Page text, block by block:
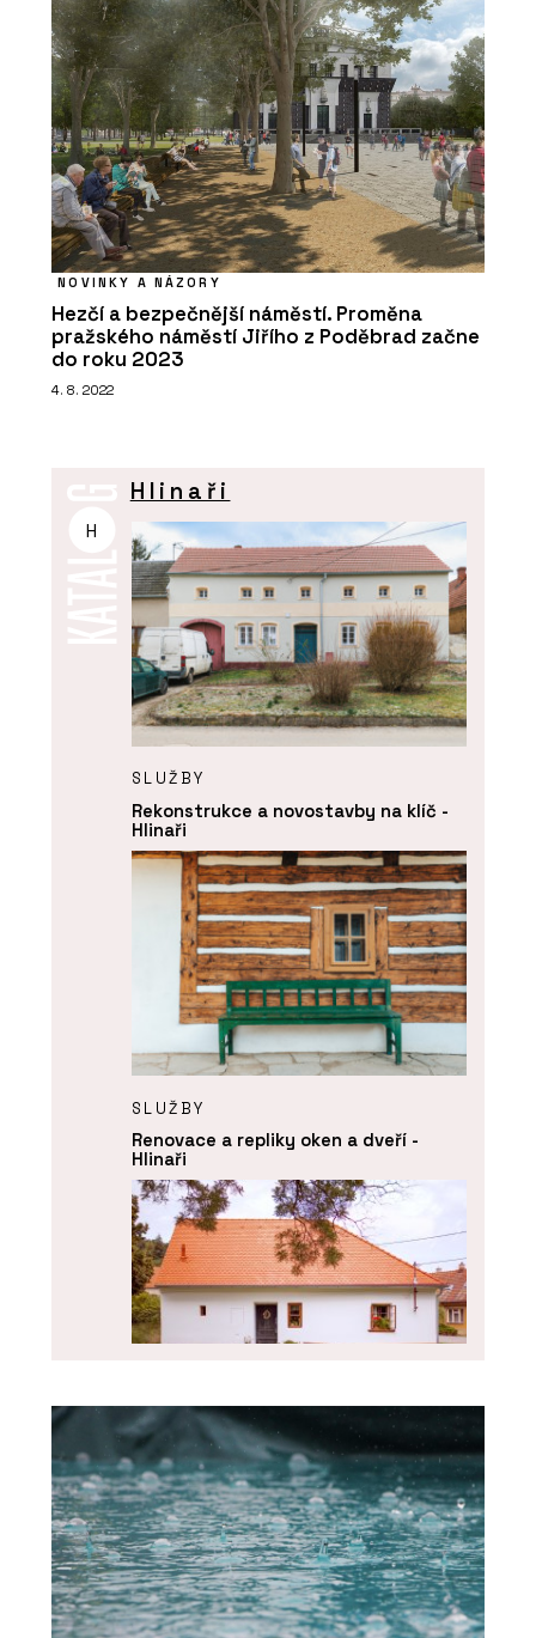
NOVINKY A NÁZORY
Hezčí a bezpečnější náměstí. Proměna
pražského náměstí Jiřího z Poděbrad začne
do roku 2023
4. 8. 2022
H
Hlinaři
SLUŽBY
Rekonstrukce a novostavby na klíč -
Hlinaři
SLUŽBY
Renovace a repliky oken a dveří -
Hlinaři
O FIRMĚ
Hlinaři